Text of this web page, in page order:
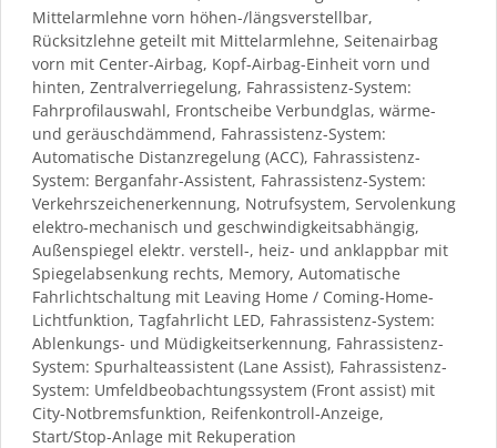
Mittelarmlehne vorn höhen-/längsverstellbar,
Rücksitzlehne geteilt mit Mittelarmlehne, Seitenairbag
vorn mit Center-Airbag, Kopf-Airbag-Einheit vorn und
hinten, Zentralverriegelung, Fahrassistenz-System:
Fahrprofilauswahl, Frontscheibe Verbundglas, wärme-
und geräuschdämmend, Fahrassistenz-System:
Automatische Distanzregelung (ACC), Fahrassistenz-
System: Berganfahr-Assistent, Fahrassistenz-System:
Verkehrszeichenerkennung, Notrufsystem, Servolenkung
elektro-mechanisch und geschwindigkeitsabhängig,
Außenspiegel elektr. verstell-, heiz- und anklappbar mit
Spiegelabsenkung rechts, Memory, Automatische
Fahrlichtschaltung mit Leaving Home / Coming-Home-
Lichtfunktion, Tagfahrlicht LED, Fahrassistenz-System:
Ablenkungs- und Müdigkeitserkennung, Fahrassistenz-
System: Spurhalteassistent (Lane Assist), Fahrassistenz-
System: Umfeldbeobachtungssystem (Front assist) mit
City-Notbremsfunktion, Reifenkontroll-Anzeige,
Start/Stop-Anlage mit Rekuperation